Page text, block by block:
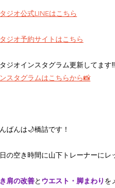
ジオ公式LINEはこちら
ジオ予約サイトはこちら
ジオインスタグラム更新してます
スタグラムはこちらから📸
ばんは🌙橋詰です！
の空き時間に山下トレーナーに
肩の改善と ウエスト・脚まわり を